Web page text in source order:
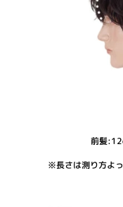
前髪
※長さは測り方よ